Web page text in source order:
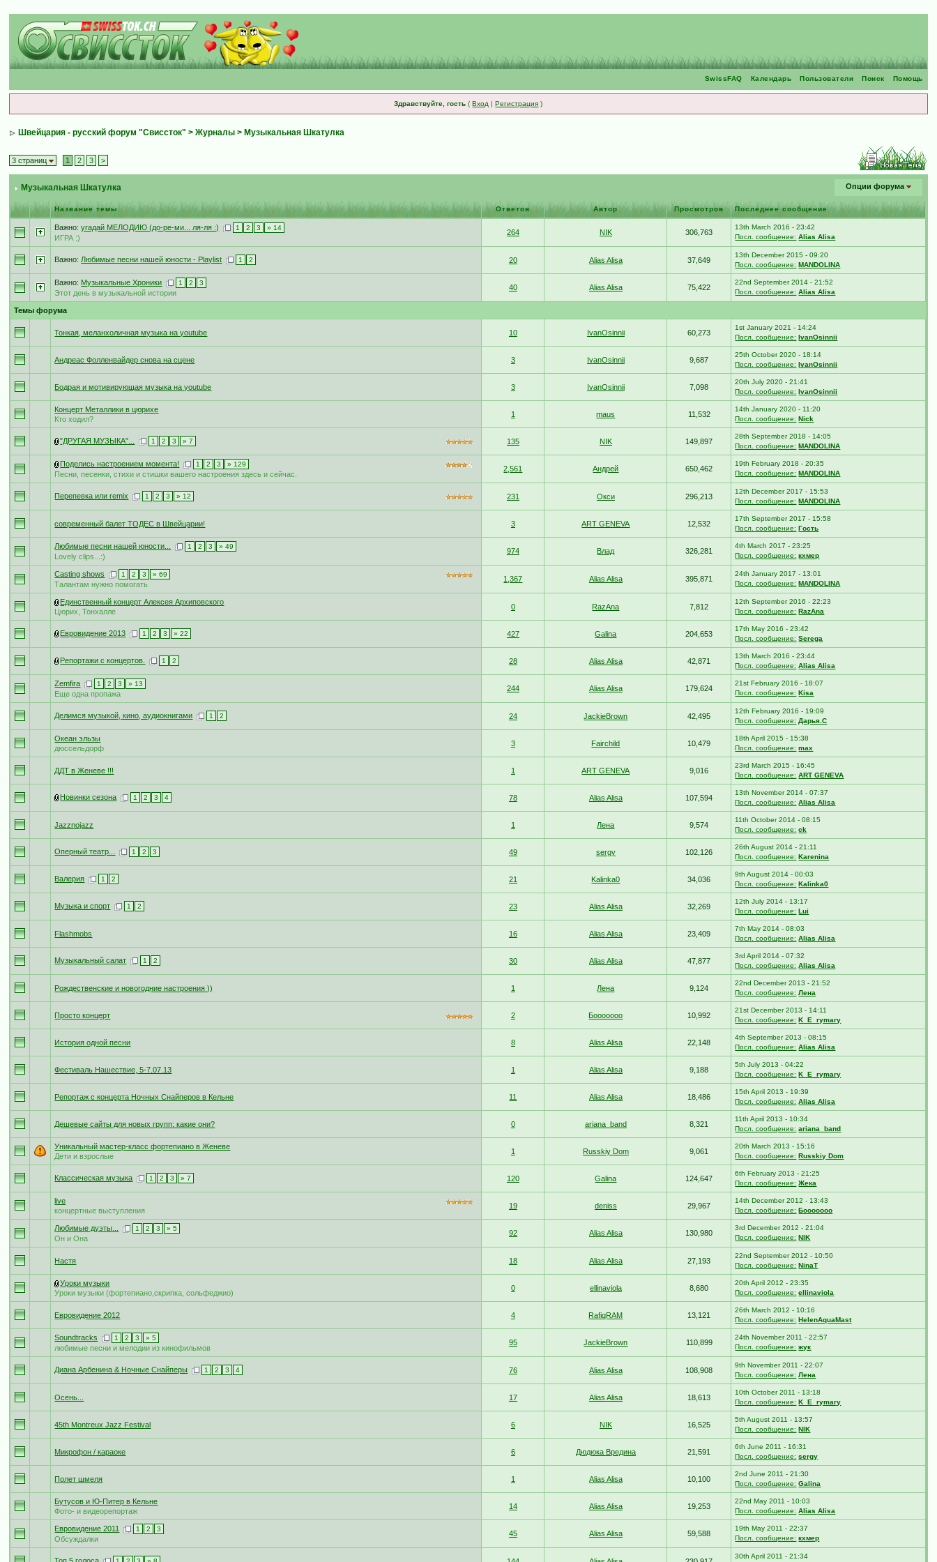
Помощь
Поиск
Пользователи
Календарь
SwissFAQ
Здравствуйте, гость (Вход |Регистрация )
Швейцария - русский форум "Свиссток" >Журналы > Музыкальная Шкатулка
3 страниц 1 2 3 >
Музыкальная Шкатулка Опции форума
Название темы Ответов Автор Просмотров Последнее сообщение
Важно:угадай МЕЛОДИЮ (до-ре-ми... ля-ля :) 1 2 3 » 14
ИГРА :)
264 NIK 306,763
13th March 2016 - 23:42
Посл. сообщение: Alias Alisa
Важно: Любимые песни нашей юности - Playlist 1 2 20 Alias Alisa 37,649
13th December 2015 - 09:20
Посл. сообщение: MANDOLINA
Важно: Музыкальные Хроники 1 2 3
Этот день в музыкальной истории
40 Alias Alisa 75,422
22nd September 2014 - 21:52
Посл. сообщение: Alias Alisa
Темы форума
Тонкая, меланхоличная музыка на youtube 10 IvanOsinnii 60,273
1st January 2021 - 14:24
Посл. сообщение: IvanOsinnii
Андреас Фолленвайдер снова на сцене 3 IvanOsinnii 9,687
25th October 2020 - 18:14
Посл. сообщение: IvanOsinnii
Бодрая и мотивирующая музыка на youtube 3 IvanOsinnii 7,098
20th July 2020 - 21:41
Посл. сообщение: IvanOsinnii
Концерт Металлики в цюрихе
Кто ходил?
1 maus 11,532
14th January 2020 - 11:20
Посл. сообщение: Nick
"ДРУГАЯ МУЗЫКА"... 1 2 3 » 7 135 NIK 149,897
28th September 2018 - 14:05
Посл. сообщение: MANDOLINA
Поделись настроением момента! 1 2 3 » 129
Песни, песенки, стихи и стишки вашего настроения здесь и сейчас.
2,561 Андрей 650,462
19th February 2018 - 20:35
Посл. сообщение: MANDOLINA
Перепевка или remix 1 2 3 » 12 231 Окси 296,213
12th December 2017 - 15:53
Посл. сообщение: MANDOLINA
современный балет ТОДЕС в Швейцарии! 3 ART GENEVA 12,532
17th September 2017 - 15:58
Посл. сообщение: Гость
Любимые песни нашей юности... 1 2 3 » 49
Lovely clips...:)
974 Влад 326,281
4th March 2017 - 23:25
Посл. сообщение: кхмер
Casting shows 1 2 3 » 69
Талантам нужно помогать
1,367 Alias Alisa 395,871
24th January 2017 - 13:01
Посл. сообщение: MANDOLINA
Единственный концерт Алексея Архиповского
Цюрих, Тонхалле
0 RazAna 7,812
12th September 2016 - 22:23
Посл. сообщение: RazAna
Евровидение 2013 1 2 3 » 22 427 Galina 204,653
17th May 2016 - 23:42
Посл. сообщение: Serega
Репортажи с концертов. 1 2 28 Alias Alisa 42,871
13th March 2016 - 23:44
Посл. сообщение: Alias Alisa
Zemfira 1 2 3 » 13
Еще одна пропажа
244 Alias Alisa 179,624
21st February 2016 - 18:07
Посл. сообщение: Kisa
Делимся музыкой, кино, аудиокнигами 1 2 24 JackieBrown 42,495
12th February 2016 - 19:09
Посл. сообщение: Дарья.С
Океан эльзы
дюссельдорф
3 Fairchild 10,479
18th April 2015 - 15:38
Посл. сообщение: max
ДДТ в Женеве !!! 1 ART GENEVA 9,016
23rd March 2015 - 16:45
Посл. сообщение: ART GENEVA
Новинки сезона 1 2 3 4 78 Alias Alisa 107,594
13th November 2014 - 07:37
Посл. сообщение: Alias Alisa
Jazznojazz 1 Лена 9,574
11th October 2014 - 08:15
Посл. сообщение: ck
Оперный театр... 1 2 3 49 sergy 102,126
26th August 2014 - 21:11
Посл. сообщение: Karenina
Валерия 1 2 21 Kalinka0 34,036
9th August 2014 - 00:03
Посл. сообщение: Kalinka0
Музыка и спорт 1 2 23 Alias Alisa 32,269
12th July 2014 - 13:17
Посл. сообщение: Lui
Flashmobs 16 Alias Alisa 23,409
7th May 2014 - 08:03
Посл. сообщение: Alias Alisa
Музыкальный салат 1 2 30 Alias Alisa 47,877
3rd April 2014 - 07:32
Посл. сообщение: Alias Alisa
Рождественские и новогодние настроения )) 1 Лена 9,124
22nd December 2013 - 21:52
Посл. сообщение: Лена
Просто концерт 2 Бооооооо 10,992
21st December 2013 - 14:11
Посл. сообщение: K_E_rymary
История одной песни 8 Alias Alisa 22,148
4th September 2013 - 08:15
Посл. сообщение: Alias Alisa
Фестиваль Нашествие, 5-7.07.13 1 Alias Alisa 9,188
5th July 2013 - 04:22
Посл. сообщение: K_E_rymary
Репортаж с концерта Ночных Снайперов в Кельне 11 Alias Alisa 18,486
15th April 2013 - 19:39
Посл. сообщение: Alias Alisa
Дешевые сайты для новых групп: какие они? 0 ariana_band 8,321
11th April 2013 - 10:34
Посл. сообщение: ariana_band
Уникальный мастер-класс фортепиано в Женеве
Дети и взрослые
1 Russkiy Dom 9,061
20th March 2013 - 15:16
Посл. сообщение: Russkiy Dom
Классическая музыка 1 2 3 » 7 120 Galina 124,647
6th February 2013 - 21:25
Посл. сообщение: Жека
live
концертные выступления
19 deniss 29,967
14th December 2012 - 13:43
Посл. сообщение: Бооооооо
Любимые дуэты... 1 2 3 » 5
Он и Она
92 Alias Alisa 130,980
3rd December 2012 - 21:04
Посл. сообщение: NIK
Настя 18 Alias Alisa 27,193
22nd September 2012 - 10:50
Посл. сообщение: NinaT
Уроки музыки
Уроки музыки (фортепиано,скрипка, сольфеджио)
0 ellinaviola 8,680
20th April 2012 - 23:35
Посл. сообщение: ellinaviola
Евровидение 2012 4 RafiqRAM 13,121
26th March 2012 - 10:16
Посл. сообщение: HelenAquaMast
Soundtracks 1 2 3 » 5
любимые песни и мелодии из кинофильмов
95 JackieBrown 110,899
24th November 2011 - 22:57
Посл. сообщение: жук
Диана Арбенина & Ночные Снайперы 1 2 3 4 76 Alias Alisa 108,908
9th November 2011 - 22:07
Посл. сообщение: Лена
Осень... 17 Alias Alisa 18,613
10th October 2011 - 13:18
Посл. сообщение: K_E_rymary
45th Montreux Jazz Festival 6 NIK 16,525
5th August 2011 - 13:57
Посл. сообщение: NIK
Микрофон / караоке 6 Дюдюка Вредина 21,591
6th June 2011 - 16:31
Посл. сообщение: sergy
Полет шмеля 1 Alias Alisa 10,100
2nd June 2011 - 21:30
Посл. сообщение: Galina
Бутусов и Ю-Питер в Кельне
Фото- и видеорепортаж
14 Alias Alisa 19,253
22nd May 2011 - 10:03
Посл. сообщение: Alias Alisa
Евровидение 2011 1 2 3
Обсуждалки
45 Alias Alisa 59,588
19th May 2011 - 22:37
Посл. сообщение: кхмер
30th April 2011 - 21:34